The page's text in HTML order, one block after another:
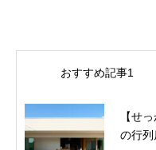
おすすめ記事1
【せ
の行列